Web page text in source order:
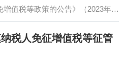
增值税等政策的公告》（2023年第
下简称1号公告），为确保相关政
实施，税务总局制发本公告，就相
税人免征增值税等征管